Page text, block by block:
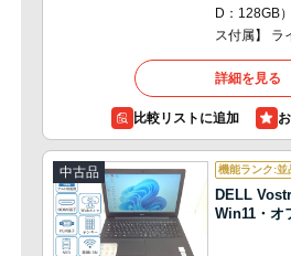
D：128GB
ス付属】 ラ
詳細を見る
比較リストに追加
中古品 機能ランク:並
DELL
Win11・オ